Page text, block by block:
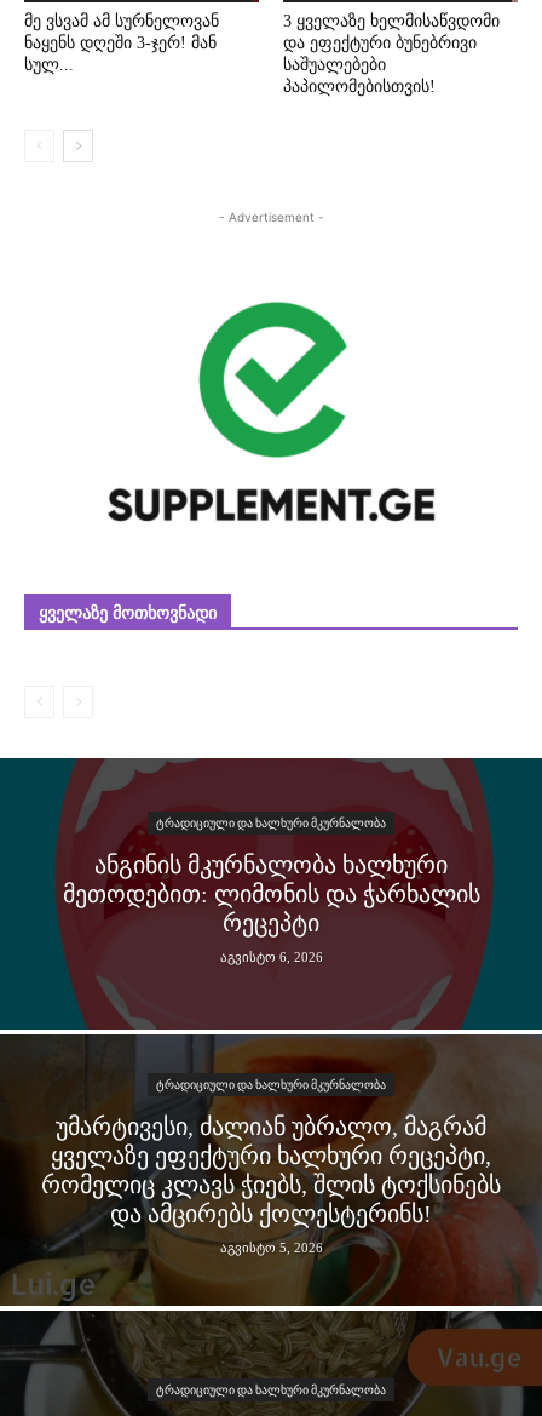
მე ვსვამ ამ სურნელოვან
ნაყენს დღეში 3-ჯერ! მან
სულ...
3 ყველაზე ხელმისაწვდომი
და ეფექტური ბუნებრივი
საშუალებები
პაპილომებისთვის!
- Advertisement -
ᲧᲕᲔᲚᲐᲖᲔ ᲛᲝᲗᲮᲝᲕᲜᲐᲓᲘ
ᲢᲠᲐᲓᲘᲪᲘᲣᲚᲘ ᲓᲐ ᲮᲐᲚᲮᲣᲠᲘ ᲛᲙᲣᲠᲜᲐᲚᲝᲑᲐ
ᲐᲜᲒᲘᲜᲘᲡ ᲛᲙᲣᲠᲜᲐᲚᲝᲑᲐ ᲮᲐᲚᲮᲣᲠᲘ
ᲛᲔᲗᲝᲓᲔᲑᲘᲗ: ᲚᲘᲛᲝᲜᲘᲡ ᲓᲐ ᲭᲐᲠᲮᲐᲚᲘᲡ
ᲠᲔᲪᲔᲞᲢᲘ
აგვისტო 6, 2026
ᲢᲠᲐᲓᲘᲪᲘᲣᲚᲘ ᲓᲐ ᲮᲐᲚᲮᲣᲠᲘ ᲛᲙᲣᲠᲜᲐᲚᲝᲑᲐ
ᲣᲛᲐᲠᲢᲘᲕᲔᲡᲘ, ᲫᲐᲚᲘᲐᲜ ᲣᲑᲠᲐᲚᲝ, ᲛᲐᲒᲠᲐᲛ
ᲧᲕᲔᲚᲐᲖᲔ ᲔᲤᲔᲥᲢᲣᲠᲘ ᲮᲐᲚᲮᲣᲠᲘ ᲠᲔᲪᲔᲞᲢᲘ,
ᲠᲝᲛᲔᲚᲘᲪ ᲙᲚᲐᲕᲡ ᲭᲘᲔᲑᲡ, ᲨᲚᲘᲡ ᲢᲝᲥᲡᲘᲜᲔᲑᲡ
ᲓᲐ ᲐᲛᲪᲘᲠᲔᲑᲡ ᲥᲝᲚᲔᲡᲢᲔᲠᲘᲜᲡ!
აგვისტო 5, 2026
ᲢᲠᲐᲓᲘᲪᲘᲣᲚᲘ ᲓᲐ ᲮᲐᲚᲮᲣᲠᲘ ᲛᲙᲣᲠᲜᲐᲚᲝᲑᲐ